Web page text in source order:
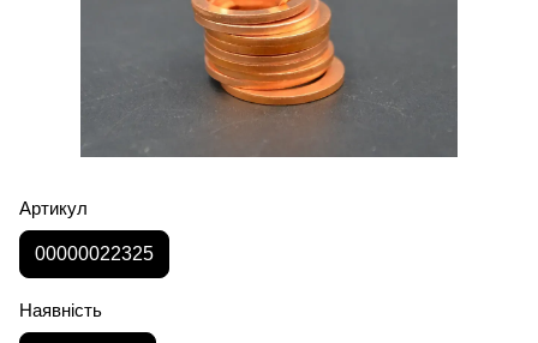
Артикул
00000022325
Наявність